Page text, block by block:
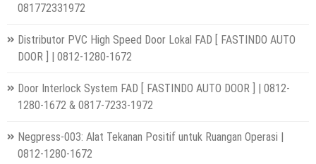
081772331972
Distributor PVC High Speed Door Lokal FAD [ FASTINDO AUTO
DOOR ] | 0812-1280-1672
Door Interlock System FAD [ FASTINDO AUTO DOOR ] | 0812-
1280-1672 & 0817-7233-1972
Negpress-003: Alat Tekanan Positif untuk Ruangan Operasi |
0812-1280-1672